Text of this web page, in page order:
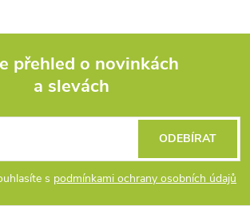
přehled o novinkách
a slevách
s podmínkami ochrany osobních údajů
ODEBÍRAT